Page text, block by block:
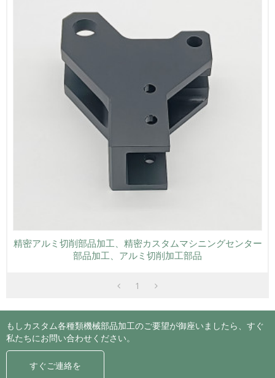
精密アルミ切削部品加工、精密カスタムマシニングセンター
部品加工、アルミ切削加工部品
1
もしカスタム各種類機械部品加工のご要望が御座いましたら、すぐ
私たちにお問い合わせください。
すぐご連絡を